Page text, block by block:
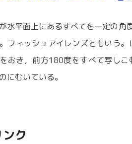
水平面上にあるすべてを一定の角
フィッシュアイレンズともいう。
おき，前方180度をすべて写し
にむいている。
ク